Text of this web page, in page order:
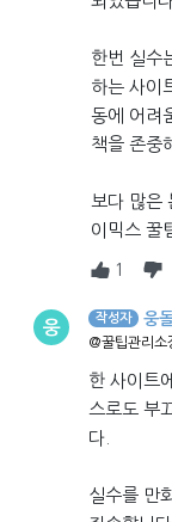
한번 실수
하는 사이
동에 어려
책을 존중
보다 많은
이믹스 꿀
1
웅 작성자 웅
@꿀팁관리소
한 사이트
스로도 부
다.
실수를 만